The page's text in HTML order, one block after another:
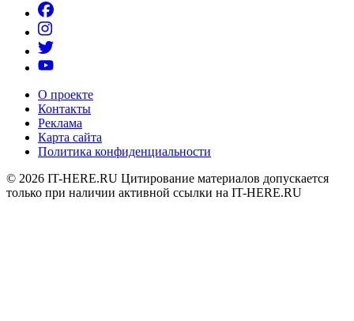
О проекте
Контакты
Реклама
Карта сайта
Политика конфиденциальности
© 2026 IT-HERE.RU Цитирование материалов допускается
только при наличии активной ссылки на IT-HERE.RU